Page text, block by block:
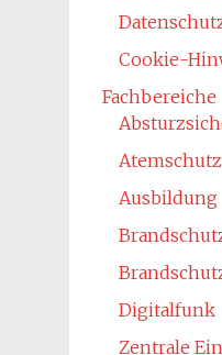
Cookie-
Fachbereiche
Atemschutz
Ausbildung
Digitalfunk
Zentrale